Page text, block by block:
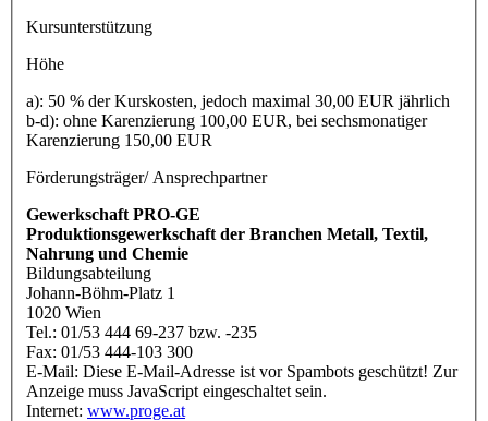
Kursunterstützung
Höhe
a): 50 % der Kurskosten, jedoch maximal 30,00 EUR jährlich
b-d): ohne Karenzierung 100,00 EUR, bei sechsmonatiger
Karenzierung 150,00 EUR
Förderungsträger/ Ansprechpartner
Gewerkschaft PRO-GE
Produktionsgewerkschaft der Branchen Metall, Textil,
Nahrung und Chemie
Bildungsabteilung
Johann-Böhm-Platz 1
1020 Wien
Tel.: 01/53 444 69-237 bzw. -235
Fax: 01/53 444-103 300
E-Mail: Diese E-Mail-Adresse ist vor Spambots geschützt! Zur
Anzeige muss JavaScript eingeschaltet sein.
Internet: www.proge.at